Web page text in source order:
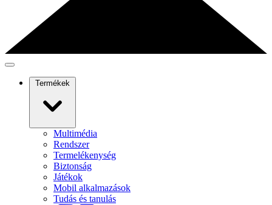
Termékek
Multimédia
Rendszer
Termelékenység
Biztonság
Játékok
Mobil alkalmazások
Tudás és tanulás